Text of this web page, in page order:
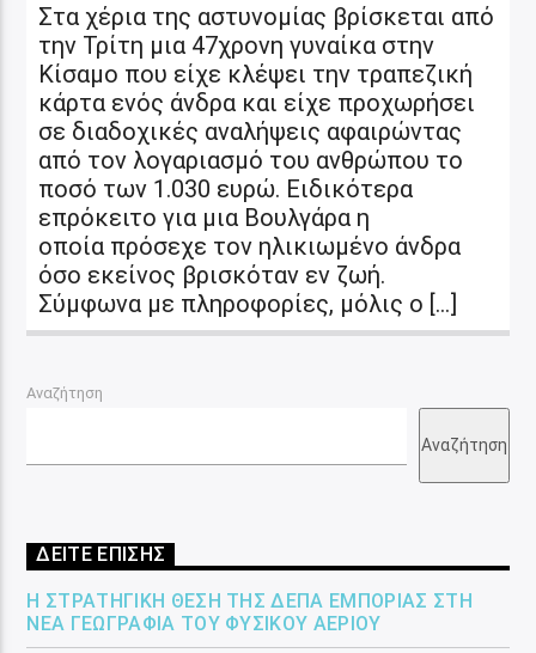
Στα χέρια της αστυνομίας βρίσκεται από
την Τρίτη μια 47χρονη γυναίκα στην
Κίσαμο που είχε κλέψει την τραπεζική
κάρτα ενός άνδρα και είχε προχωρήσει
σε διαδοχικές αναλήψεις αφαιρώντας
από τον λογαριασμό του ανθρώπου το
ποσό των 1.030 ευρώ. Ειδικότερα
επρόκειτο για μια Βουλγάρα η
οποία πρόσεχε τον ηλικιωμένο άνδρα
όσο εκείνος βρισκόταν εν ζωή.
Σύμφωνα με πληροφορίες, μόλις ο […]
Αναζήτηση
Αναζήτηση
ΔΕΙΤΕ ΕΠΙΣΗΣ
Η ΣΤΡΑΤΗΓΙΚΉ ΘΈΣΗ ΤΗΣ ΔΕΠΑ ΕΜΠΟΡΊΑΣ ΣΤΗ
ΝΈΑ ΓΕΩΓΡΑΦΊΑ ΤΟΥ ΦΥΣΙΚΟΎ ΑΕΡΊΟΥ